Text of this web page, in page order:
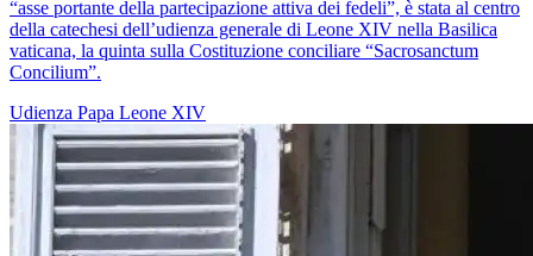
“asse portante della partecipazione attiva dei fedeli”, è stata al centro
della catechesi dell’udienza generale di Leone XIV nella Basilica
vaticana, la quinta sulla Costituzione conciliare “Sacrosanctum
Concilium”.
Udienza Papa Leone XIV